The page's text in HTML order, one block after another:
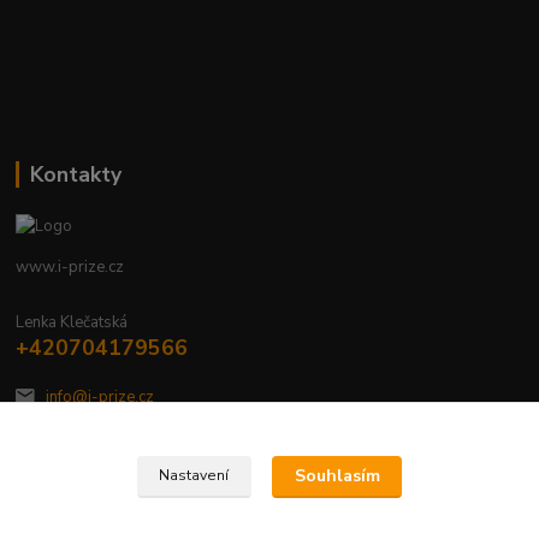
Kontakty
www.i-prize.cz
Lenka Klečatská
+420704179566
info@i-prize.cz
Nastavení Souhlasím